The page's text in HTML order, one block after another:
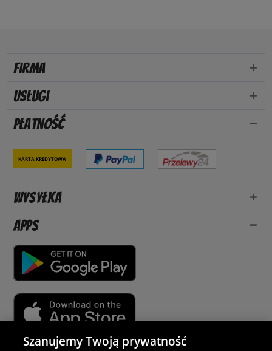
Firma
Usługi
Płatność
Karta kredytowa
Wysyłka
Apps
Szanujemy Twoją prywatność